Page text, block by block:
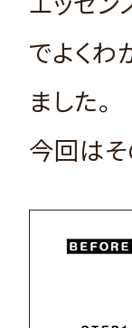
でよく
ました。
今回は